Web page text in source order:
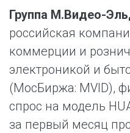
Группа М.Видео-
российская
коммерции и
электроникой и
(МосБиржа: MVID),
спрос на модель
за первый месяц